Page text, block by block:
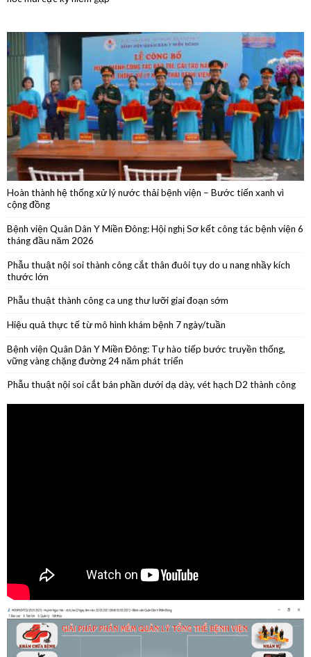
Phẫu thuật thành công ca bệnh u mạch máu dạng hang trong xương
hốc mũi cực kỳ hiếm gặp
cộng đồng
Bệnh viện Quân Dân Y Miền Đông: Hội nghị Sơ kết công tác bệnh viện 6
tháng đầu năm 2026
Phẫu thuật nội soi thành công cắt thân đuôi tụy do u nang nhầy kích
thước lớn
Phẫu thuật thành công ca ung thư lưỡi giai đoạn sớm